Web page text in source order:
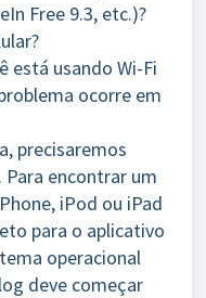
Free 9.3, etc.)?
está usando Wi-Fi
ocorre em
precisaremos
encontrar um
iPod ou iPad
para o aplicativo
operacional
deve começar